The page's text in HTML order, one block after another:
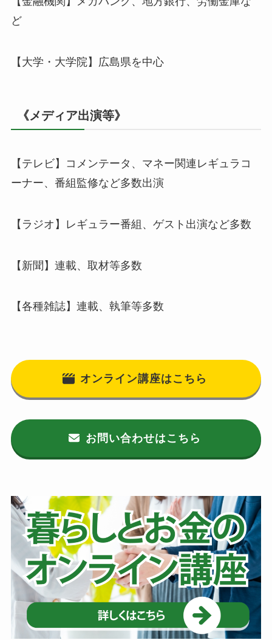
ど
【大学・大学院】広島県を中心
《メディア出演等》
【テレビ】コメンテータ、マネー関連レギュラコ
ーナー、番組監修など多数出演
【ラジオ】レギュラー番組、ゲスト出演など多数
【新聞】連載、取材等多数
【各種雑誌】連載、執筆等多数
オンライン講座はこちら
お問い合わせはこちら